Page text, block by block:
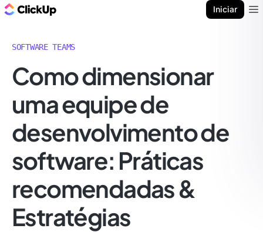
Iniciar
SOFTWARE TEAMS
Como dimensionar
uma equipe de
desenvolvimento de
software: Práticas
recomendadas &
Estratégias